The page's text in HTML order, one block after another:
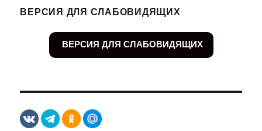
ВЕРСИЯ ДЛЯ СЛАБОВИДЯЩИХ
ВЕРСИЯ ДЛЯ СЛАБОВИДЯЩИХ